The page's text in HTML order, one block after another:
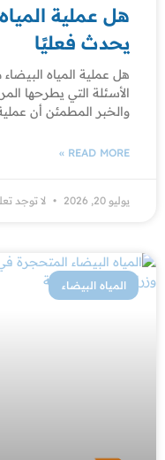
هل عملية
يحدث فعليًا
هل عملية المياه
الأسئلة التي يطرحها
والخبر المطمئن أن
READ MORE »
يوليو 20, 2026 لا توجد
المياه البيضاء